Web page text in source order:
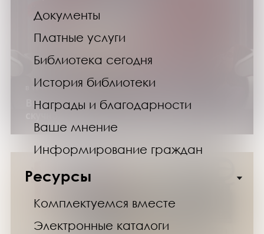
Документы
Платные услуги
Библиотека сегодня
История библиотеки
Награды и благодарности
Ваше мнение
Информирование граждан
Ресурсы
Комплектуемся вместе
Электронные каталоги
в течение года
Выставка изданий «Все жанры, кроме
скучного»